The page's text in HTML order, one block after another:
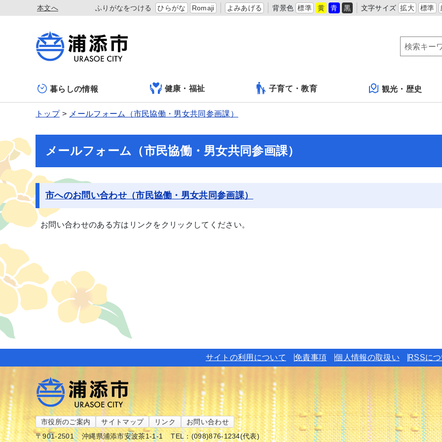
本文へ ふりがなをつける ひらがな Romaji よみあげる 背景色 標準 黄 青 黒 文字サイズ 拡大 標準
暮らしの情報 健康・福祉 子育て・教育 観光・歴史
トップ メールフォーム（市民協働・男女共同参画課）
メールフォーム（市民協働・男女共同参画課）
市へのお問い合わせ（市民協働・男女共同参画課）
お問い合わせのある方はリンクをクリックしてください。
サイトの利用について 免責事項 個人情報の取扱い RSSに
市役所のご案内 サイトマップ リンク
お問い合わせ
〒901-2501
沖縄県浦添市安波茶1-1-1 TEL：(098)876-1234(代表)